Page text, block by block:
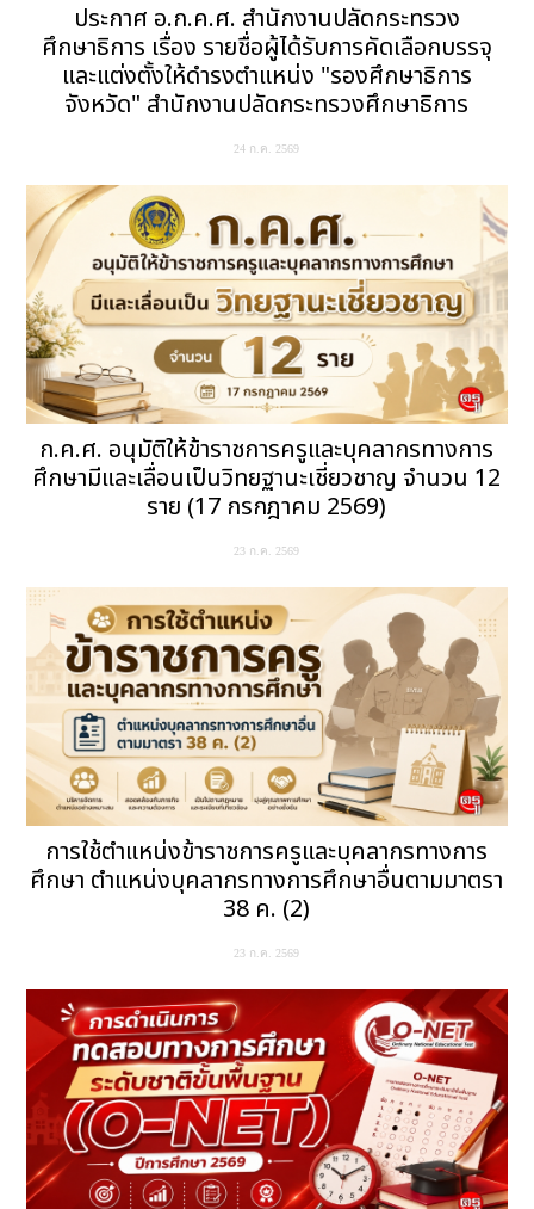
ประกาศ อ.ก.ค.ศ. สำนักงานปลัดกระทรวง
ศึกษาธิการ เรื่อง รายชื่อผู้ได้รับการคัดเลือกบรรจุ
และแต่งตั้งให้ดำรงตำแหน่ง "รองศึกษาธิการ
จังหวัด" สำนักงานปลัดกระทรวงศึกษาธิการ
24 ก.ค. 2569
ก.ค.ศ. อนุมัติให้ข้าราชการครูและบุคลากรทางการ
ศึกษามีและเลื่อนเป็นวิทยฐานะเชี่ยวชาญ จำนวน 12
ราย (17 กรกฎาคม 2569)
23 ก.ค. 2569
การใช้ตำแหน่งข้าราชการครูและบุคลากรทางการ
ศึกษา ตำแหน่งบุคลากรทางการศึกษาอื่นตามมาตรา
38 ค. (2)
23 ก.ค. 2569